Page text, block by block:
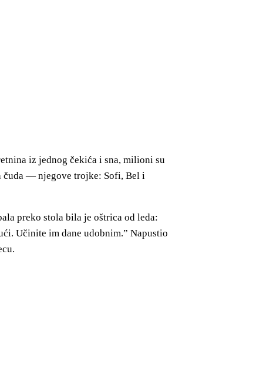
iz jednog čekića i sna, milioni su
čuda — njegove trojke: Sofi, Bel i
preko stola bila je oštrica od leda:
Učinite im dane udobnim.” Napustio